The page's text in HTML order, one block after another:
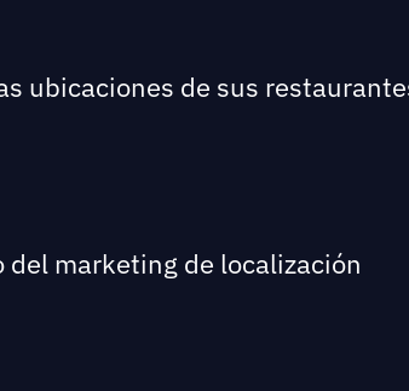
ubicaciones de sus
marketing de localización